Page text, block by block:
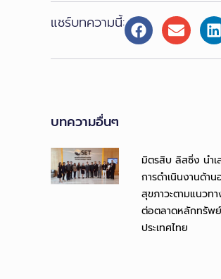
แชร์บทความนี้:
บทความอื่นๆ
มิตรสิบ ลิสซิ่ง นำ
การดำเนินงานด้า
สุขภาวะตามแนวทา
ต่อตลาดหลักทรัพ
ประเทศไทย